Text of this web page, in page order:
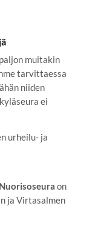
muitakin
tarvittaessa
niiden
ei
urheilu- ja
on
ja Virtasalmen